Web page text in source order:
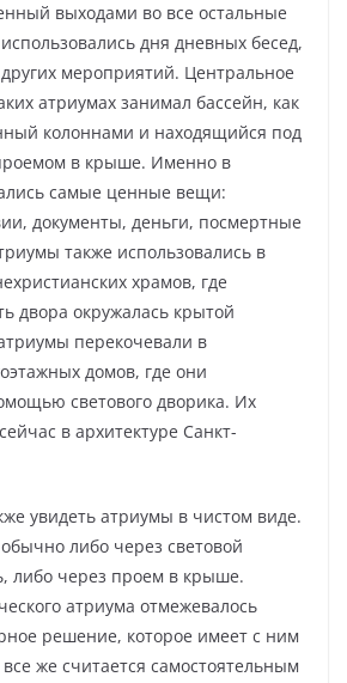
выходами во все остальные
дня дневных бесед,
мероприятий. Центральное
атриумах занимал бассейн, как
колоннами и находящийся под
в крыше. Именно в
самые ценные вещи:
документы, деньги, посмертные
также использовались в
храмов, где
двора окружалась крытой
перекочевали в
домов, где они
светового дворика. Их
в архитектуре Санкт-
увидеть атриумы в чистом виде.
либо через световой
либо через проем в крыше.
атриума отмежевалось
решение, которое имеет с ним
же считается самостоятельным